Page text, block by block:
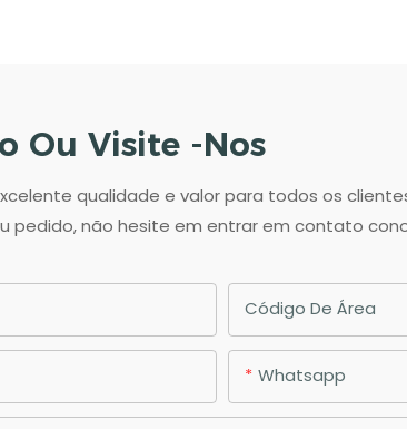
Ou Visite -nos
qualidade e valor para todos os
pedido, não hesite em entrar em contato
Código De Área
Whatsapp